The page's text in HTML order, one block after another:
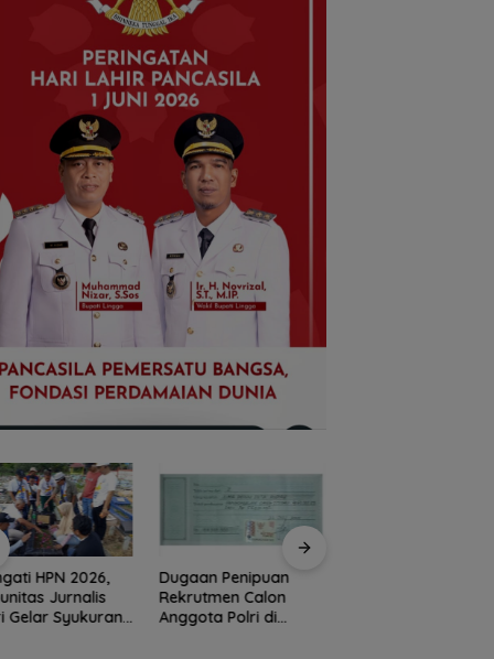
HPN 2026,
Jurnalis
Gelar Syukuran
Dugaan Penipuan
Rekrutmen Calon
Anggota Polri di